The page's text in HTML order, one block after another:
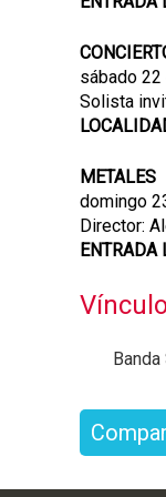
sábado 22
Solista
METALES
domingo
Director:
ENTRADA